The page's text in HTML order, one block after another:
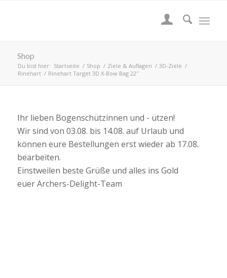
Shop
Du bist hier: Startseite / Shop / Ziele & Auflagen / 3D-Ziele /
Rinehart / Rinehart Target 3D X-Bow Bag 22″
Ihr lieben Bogenschützinnen und - ützen!
Wir sind von 03.08. bis 14.08. auf Urlaub und
können eure Bestellungen erst wieder ab 17.08.
bearbeiten.
Einstweilen beste Grüße und alles ins Gold
euer Archers-Delight-Team